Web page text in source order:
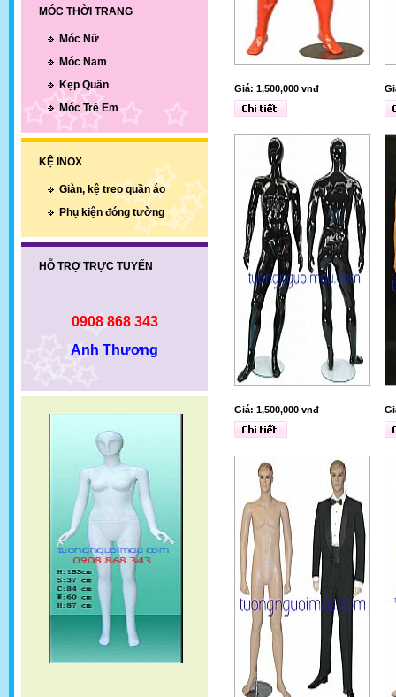
MÓC THỜI TRANG
Móc Nữ
Móc Nam
Kẹp Quần
Móc Trẻ Em
KỆ INOX
Giàn, kệ treo quần áo
Phụ kiện đóng tường
HỖ TRỢ TRỰC TUYẾN
0908 868 343
Anh Thương
Giá: 1,500,000 vnđ
Giá: 1,500,000 vnđ